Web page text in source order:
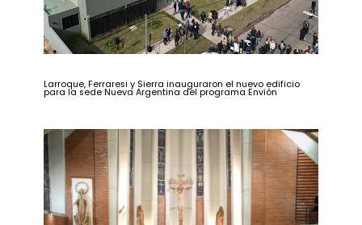
Larroque, Ferraresi y Sierra inauguraron el nuevo edificio
para la sede Nueva Argentina del programa Envión